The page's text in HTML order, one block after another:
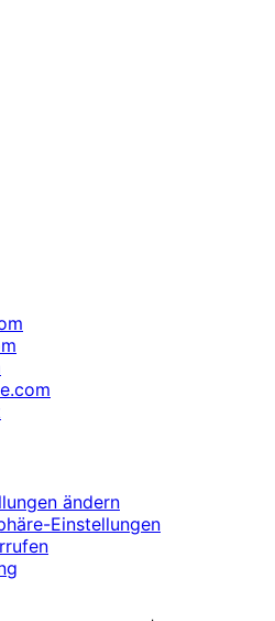
ändern
Einstellungen